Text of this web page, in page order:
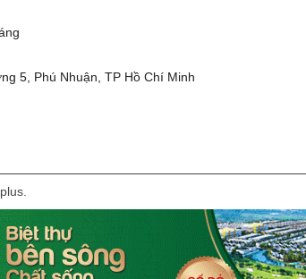
5, Phú Nhuận, TP Hồ Chí Minh